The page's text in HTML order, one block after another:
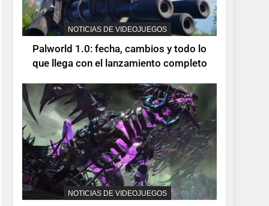
Series X|S y PC
NOTICIAS DE VIDEOJUEGOS
Palworld 1.0: fecha, cambios y todo lo
que llega con el lanzamiento completo
NOTICIAS DE VIDEOJUEGOS